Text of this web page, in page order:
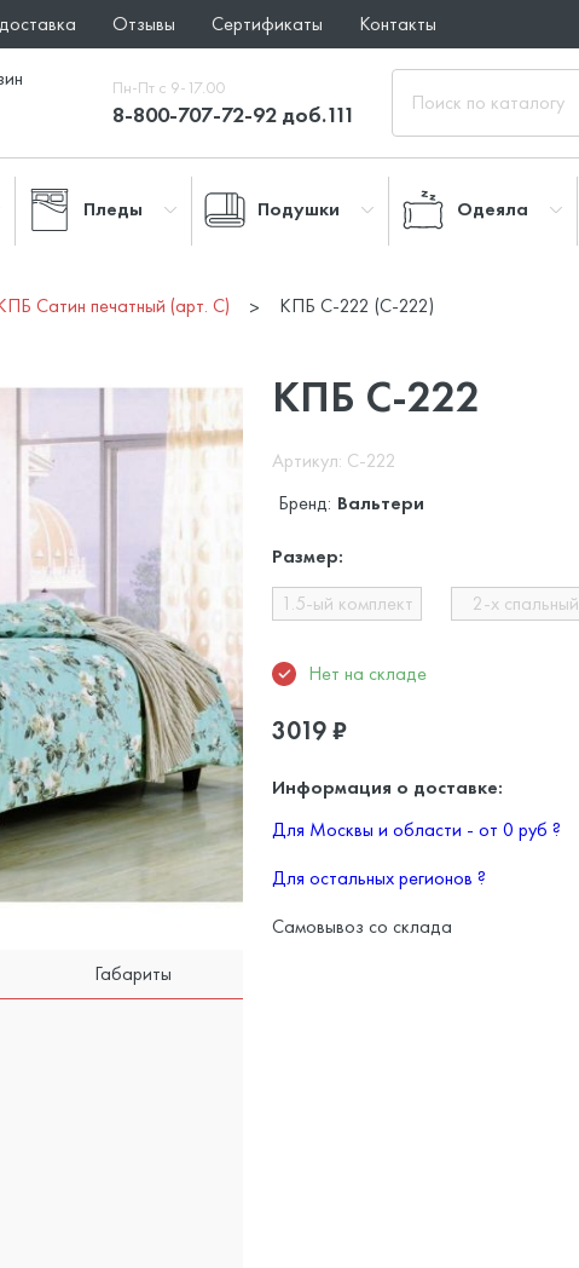
Отзывы Сертификаты Контакты
Пн-Пт с 9-17.00
8-800-707-72-92 доб.111
Пледы Подушки Одеяла
Сатин печатный (арт. С) КПБ С-222 (C-222)
Габариты
КПБ С-222
Артикул: C-222
Бренд: Вальтери
Размер:
1.5-ый комплект
2-х спальный
Нет на складе
3019₽
Информация о доставке:
Для Москвы и области - от 0 руб?
Для остальных регионов?
Самовывоз со склада